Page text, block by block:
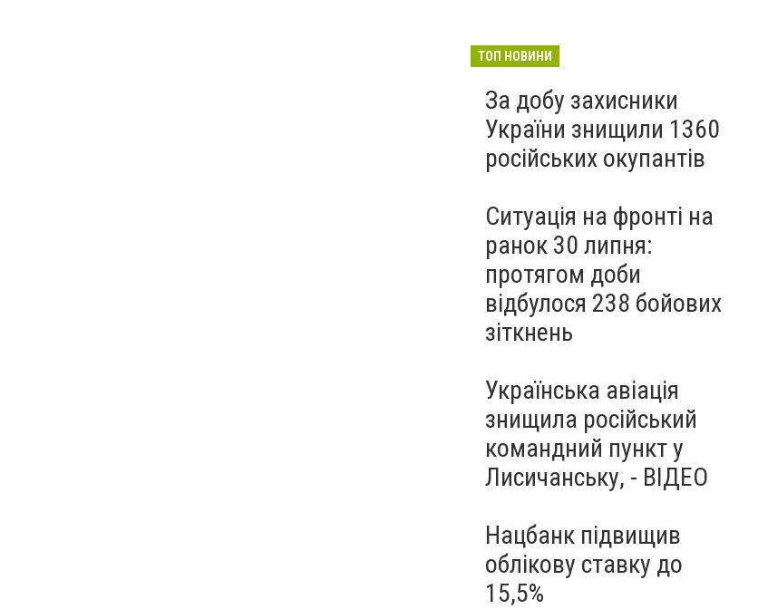
ТОП НОВИНИ
За добу захисники
України знищили 1360
російських окупантів
Ситуація на фронті на
ранок 30 липня:
протягом доби
відбулося 238 бойових
зіткнень
Українська авіація
знищила російський
командний пункт у
Лисичанську, - ВІДЕО
Нацбанк підвищив
облікову ставку до
15,5%